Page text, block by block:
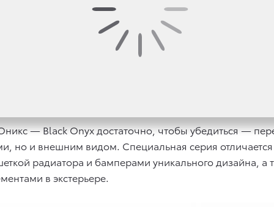
СЕРИЯ TOYOTA
— Black Onyx достаточно, чтобы убедиться —
но и внешним видом. Специальная серия
радиатора и бамперами уникального дизайна,
в экстерьере.